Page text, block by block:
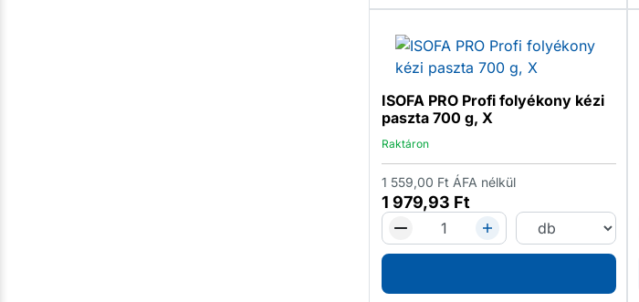
ISOFA PRO Profi folyékony kézi
paszta 700 g, X
Raktáron
1 979,93 Ft
1 559,00 Ft ÁFA nélkül